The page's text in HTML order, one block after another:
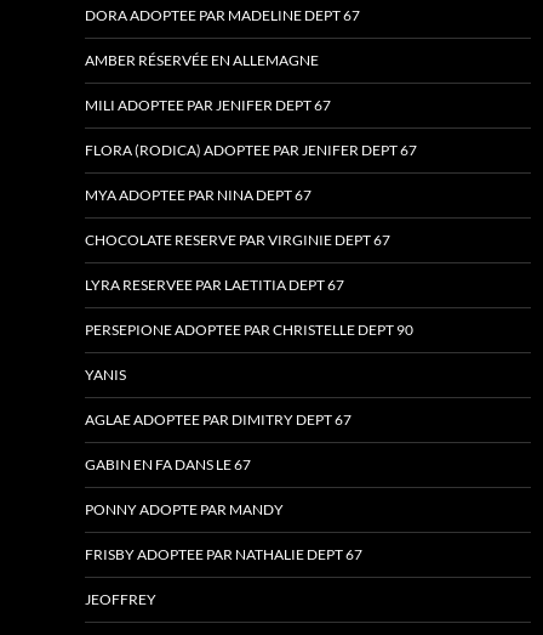
DORA ADOPTEE PAR MADELINE DEPT 67
AMBER RÉSERVÉE EN ALLEMAGNE
MILI ADOPTEE PAR JENIFER DEPT 67
FLORA (RODICA) ADOPTEE PAR JENIFER DEPT 67
MYA ADOPTEE PAR NINA DEPT 67
CHOCOLATE RESERVE PAR VIRGINIE DEPT 67
LYRA RESERVEE PAR LAETITIA DEPT 67
PERSEPIONE ADOPTEE PAR CHRISTELLE DEPT 90
YANIS
AGLAE ADOPTEE PAR DIMITRY DEPT 67
GABIN EN FA DANS LE 67
PONNY ADOPTE PAR MANDY
FRISBY ADOPTEE PAR NATHALIE DEPT 67
JEOFFREY